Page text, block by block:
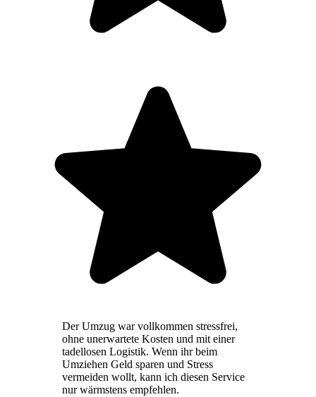
Der Umzug war vollkommen stressfrei,
ohne unerwartete Kosten und mit einer
tadellosen Logistik. Wenn ihr beim
Umziehen Geld sparen und Stress
vermeiden wollt, kann ich diesen Service
nur wärmstens empfehlen.